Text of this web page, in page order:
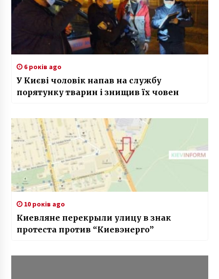
6 років ago
У Києві чоловік напав на службу
порятунку тварин і знищив їх човен
10 років ago
Киевляне перекрыли улицу в знак
протеста против “Киевэнерго”